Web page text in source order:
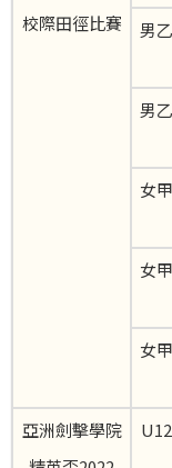
校際田徑比賽
男
男
女
女
女
亞洲劍擊學院